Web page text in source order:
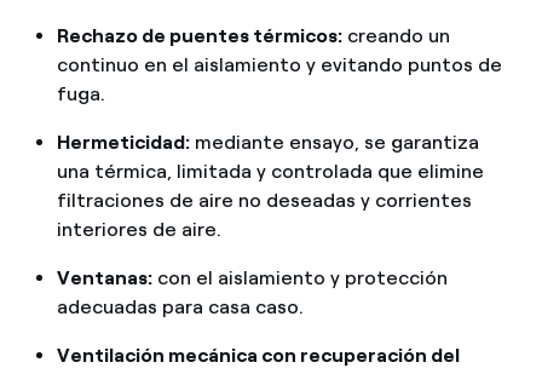
Rechazo de puentes térmicos:creando un
continuo en el aislamiento y evitando puntos de
fuga.
Hermeticidad:mediante ensayo, se garantiza
una térmica, limitada y controlada que elimine
filtraciones de aire no deseadas y corrientes
interiores de aire.
Ventanas:con el aislamiento y protección
adecuadas para casa caso.
Ventilación mecánica con recuperación del